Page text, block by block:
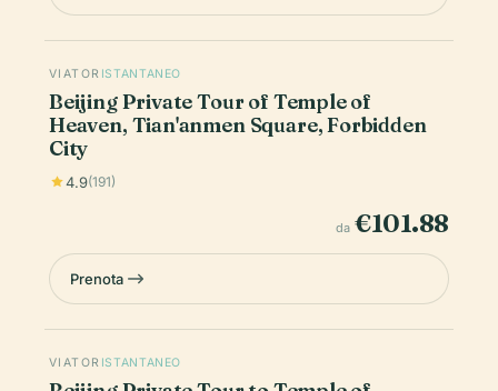
VIATOR ISTANTANEO
Beijing Private Tour of Temple of
Heaven, Tian'anmen Square, Forbidden
City
4.9(191)
da €101.88
Prenota
VIATOR ISTANTANEO